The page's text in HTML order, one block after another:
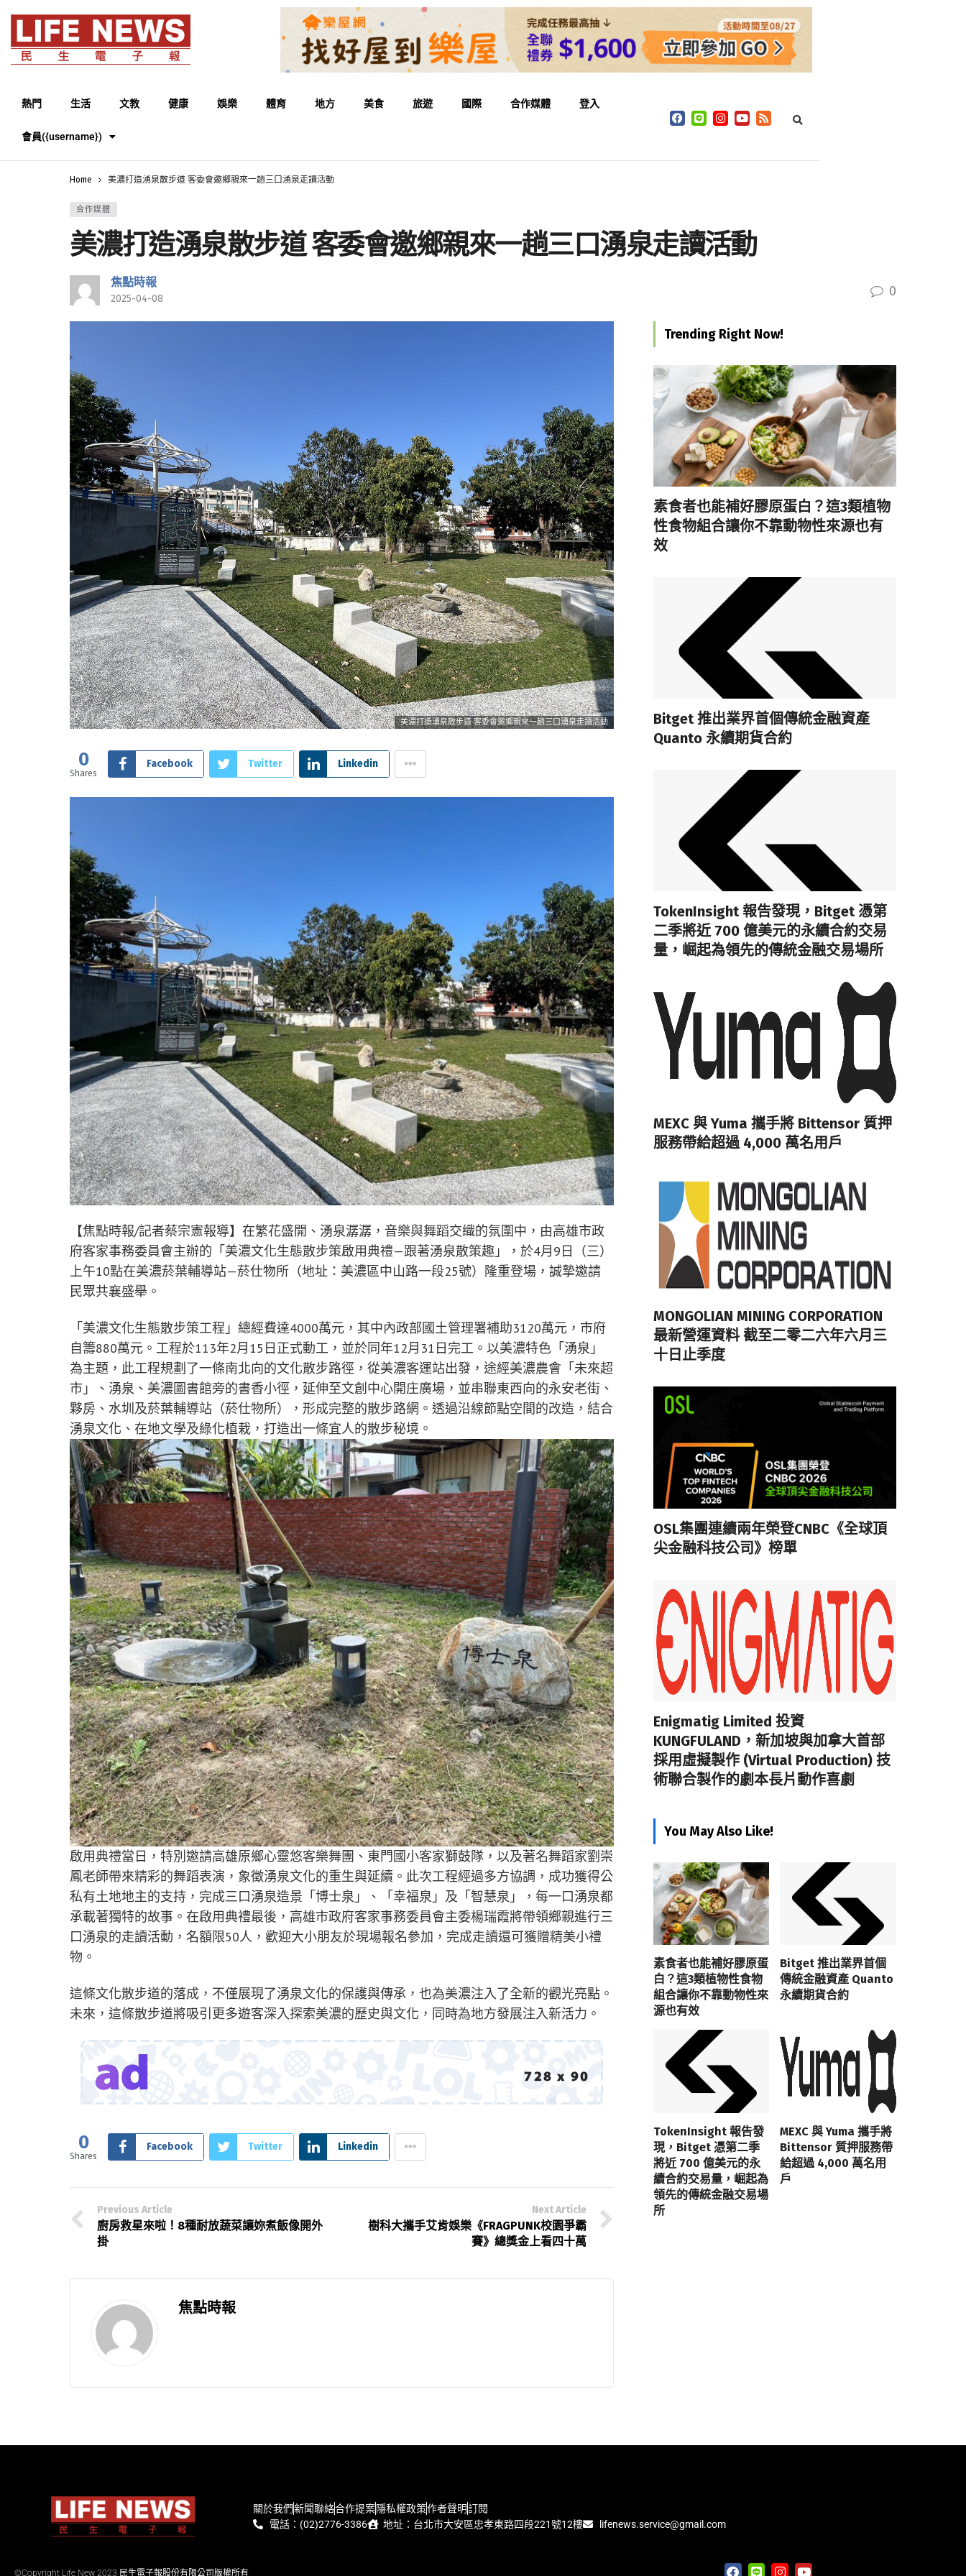
熱門 生活 文教 健康 娛樂 體育 地方 美食 旅遊 國際 合作媒體 登入
會員({username})
Home 美濃打造湧泉散步道 客委會邀鄉親來一趟三口湧泉走讀活動
合作媒體
美濃打造湧泉散步道 客委會邀鄉親來一趟三口湧泉走讀活動
焦點時報
2025-04-08 0
美濃打造湧泉散步道 客委會邀鄉親來一趟三口湧泉走讀活動
0
Shares
Facebook Twitter Linkedin
【焦點時報/記者蔡宗憲報導】在繁花盛開、湧泉潺潺，音樂與舞蹈交織的氛圍中，由高雄市政
府客家事務委員會主辦的「美濃文化生態散步策啟用典禮—跟著湧泉散策趣」，於4月9日（三）
上午10點在美濃菸葉輔導站—菸仕物所（地址：美濃區中山路一段25號）隆重登場，誠摯邀請
民眾共襄盛舉。
「美濃文化生態散步策工程」總經費達4000萬元，其中內政部國土管理署補助3120萬元，市府
自籌880萬元。工程於113年2月15日正式動工，並於同年12月31日完工。以美濃特色「湧泉」
為主題，此工程規劃了一條南北向的文化散步路徑，從美濃客運站出發，途經美濃農會「未來超
市」、湧泉、美濃圖書館旁的書香小徑，延伸至文創中心開庄廣場，並串聯東西向的永安老街、
夥房、水圳及菸葉輔導站（菸仕物所），形成完整的散步路網。透過沿線節點空間的改造，結合
湧泉文化、在地文學及綠化植栽，打造出一條宜人的散步秘境。
啟用典禮當日，特別邀請高雄原鄉心靈悠客樂舞團、東門國小客家獅鼓隊，以及著名舞蹈家劉崇
鳳老師帶來精彩的舞蹈表演，象徵湧泉文化的重生與延續。此次工程經過多方協調，成功獲得公
私有土地地主的支持，完成三口湧泉造景「博士泉」、「幸福泉」及「智慧泉」，每一口湧泉都
承載著獨特的故事。在啟用典禮最後，高雄市政府客家事務委員會主委楊瑞霞將帶領鄉親進行三
口湧泉的走讀活動，名額限50人，歡迎大小朋友於現場報名參加，完成走讀還可獲贈精美小禮
物。
這條文化散步道的落成，不僅展現了湧泉文化的保護與傳承，也為美濃注入了全新的觀光亮點。
未來，這條散步道將吸引更多遊客深入探索美濃的歷史與文化，同時為地方發展注入新活力。
0
Shares
Facebook Twitter Linkedin
Previous Article
廚房救星來啦！8種耐放蔬菜讓妳煮飯像開外
掛
Next Article
樹科大攜手艾肯娛樂《FRAGPUNK校園爭霸
賽》總獎金上看四十萬
焦點時報
Trending Right Now!
素食者也能補好膠原蛋白？這3類植物
性食物組合讓你不靠動物性來源也有
效
Bitget 推出業界首個傳統金融資產
Quanto 永續期貨合約
TokenInsight 報告發現，Bitget 憑第
二季將近 700 億美元的永續合約交易
量，崛起為領先的傳統金融交易場所
MEXC 與 Yuma 攜手將 Bittensor 質押
服務帶給超過 4,000 萬名用戶
MONGOLIAN MINING CORPORATION
最新營運資料 截至二零二六年六月三
十日止季度
OSL集團連續兩年榮登CNBC《全球頂
尖金融科技公司》榜單
Enigmatig Limited 投資
KUNGFULAND，新加坡與加拿大首部
採用虛擬製作 (Virtual Production) 技
術聯合製作的劇本長片動作喜劇
You May Also Like!
素食者也能補好膠原蛋
白？這3類植物性食物
組合讓你不靠動物性來
源也有效
Bitget 推出業界首個
傳統金融資產 Quanto
永續期貨合約
TokenInsight 報告發
現，Bitget 憑第二季
將近 700 億美元的永
續合約交易量，崛起為
領先的傳統金融交易場
所
MEXC 與 Yuma 攜手將
Bittensor 質押服務帶
給超過 4,000 萬名用
戶
關於我們新聞聯絡合作提案隱私權政策作者聲明訂閱
電話：(02)2776-3386
地址：台北市大安區忠孝東路四段221號12樓 lifenews.service@gmail.com
©Copyright Life New 2023 民生電子報股份有限公司版權所有